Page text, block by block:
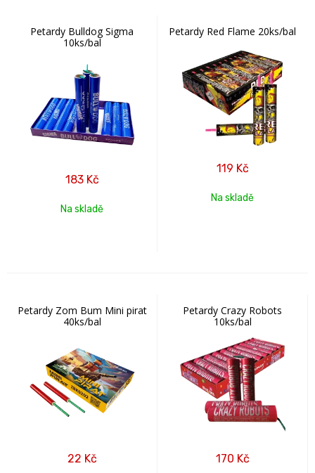
Petardy Bulldog Sigma
10ks/bal
183 Kč
Na skladě
Petardy Red Flame 20ks/bal
119 Kč
Na skladě
Petardy Zom Bum Mini pirat
40ks/bal
22 Kč
Petardy Crazy Robots
10ks/bal
170 Kč